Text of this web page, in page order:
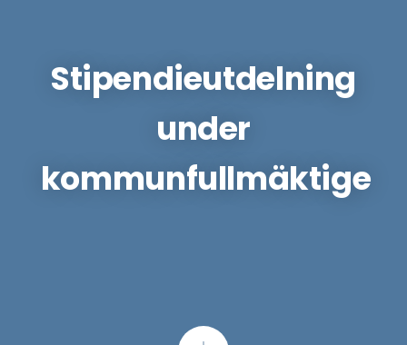
Stipendieutdelning
under
kommunfullmäktige